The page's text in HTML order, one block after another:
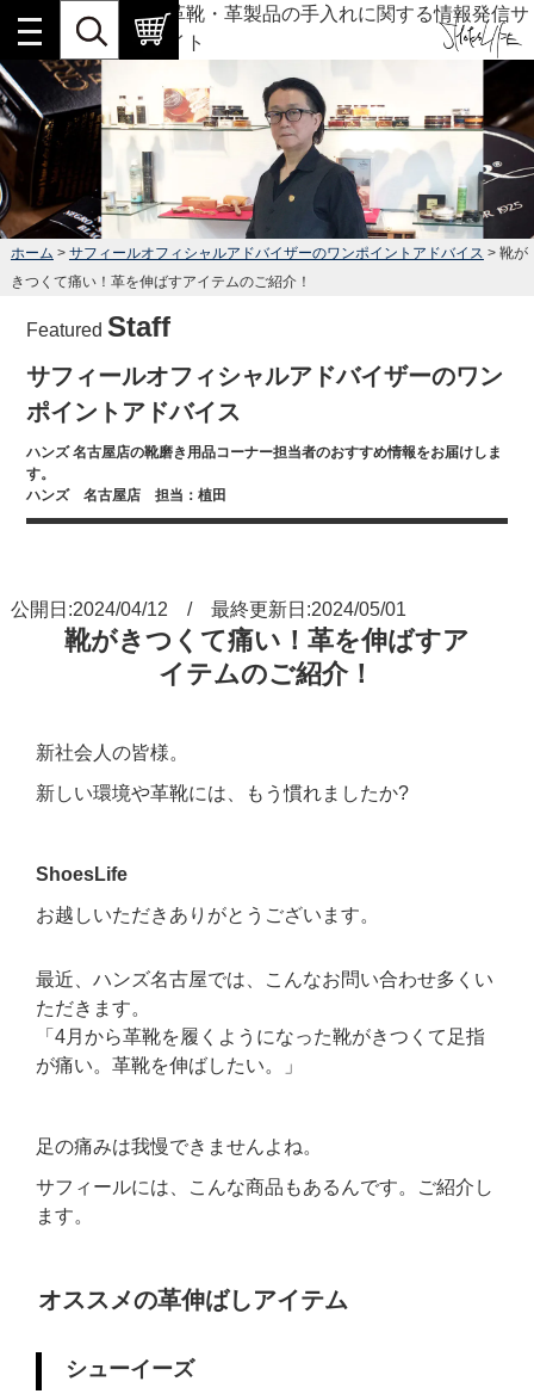
革靴・革製品の手入れに関する情報発信サ
イト
ホーム > サフィールオフィシャルアドバイザーのワンポイントアドバイス > 靴が
きつくて痛い！革を伸ばすアイテムのご紹介！
FeaturedStaff
サフィールオフィシャルアドバイザーのワン
ポイントアドバイス
ハンズ 名古屋店の靴磨き用品コーナー担当者のおすすめ情報をお届けしま
す。
ハンズ 名古屋店 担当：植田
公開日:2024/04/12 / 最終更新日:2024/05/01
靴がきつくて痛い！革を伸ばすア
イテムのご紹介！
新社会人の皆様。
新しい環境や革靴には、もう慣れましたか?
ShoesLife
お越しいただきありがとうございます。
最近、ハンズ名古屋では、こんなお問い合わせ多くい
ただきます。
「4月から革靴を履くようになった靴がきつくて足指
が痛い。革靴を伸ばしたい。」
足の痛みは我慢できませんよね。
サフィールには、こんな商品もあるんです。ご紹介し
ます。
オススメの革伸ばしアイテム
シューイーズ